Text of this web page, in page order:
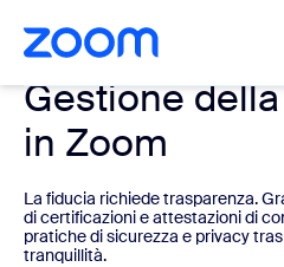
principale
di assistenza
Gestione
in Zoom
La fiducia richiede trasparenza.
di certificazioni e attestazioni di
pratiche di sicurezza e privacy
tranquillità.